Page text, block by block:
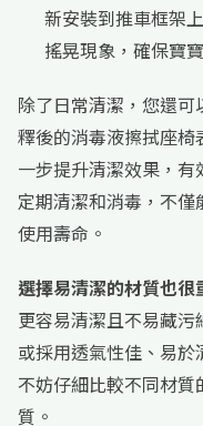
新安裝到推車框架
搖晃現象，確保寶
除了日常清潔，您還
釋後的消毒液擦拭座
一步提升清潔效果，有
定期清潔和消毒，不
使用壽命。
選擇易清潔的材質也很
更容易清潔且不易藏污
或採用透氣性佳、易於
不妨仔細比較不同材
質。